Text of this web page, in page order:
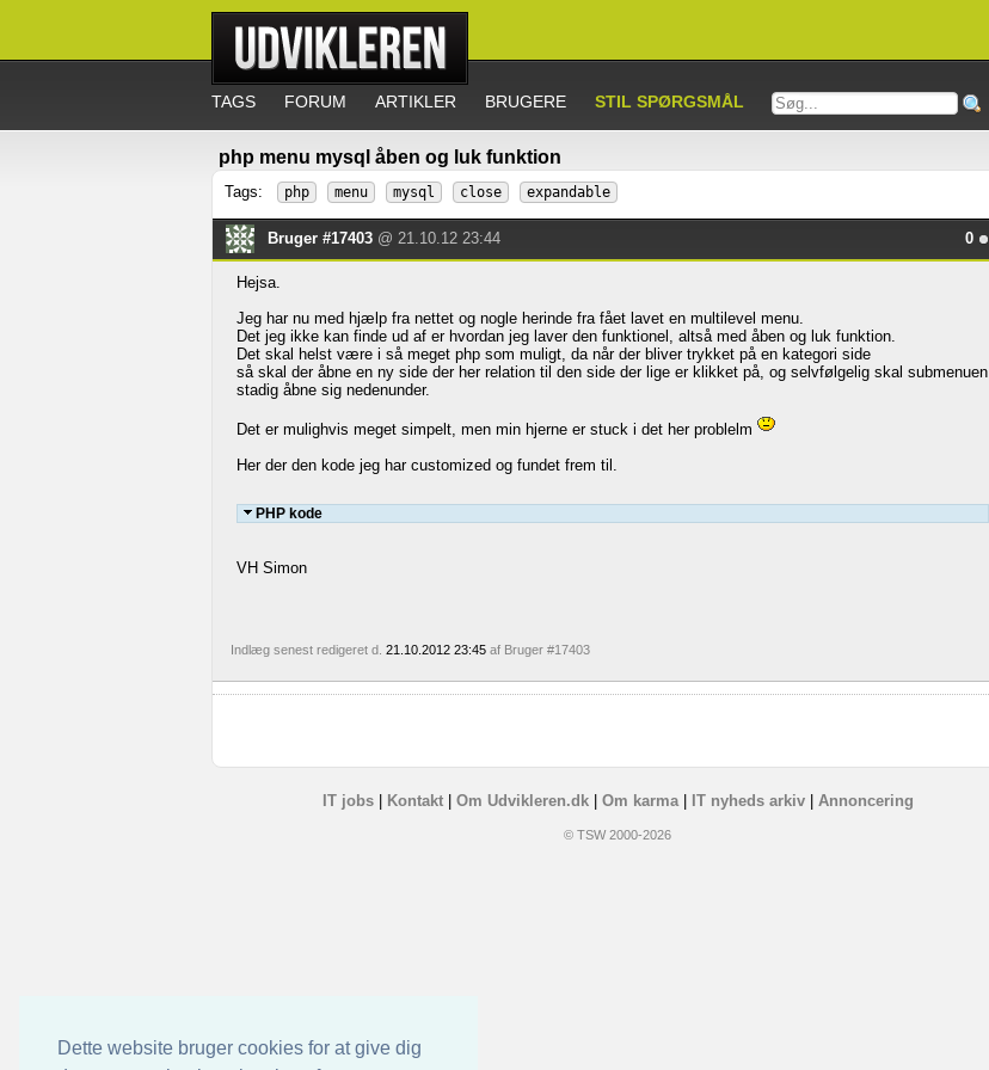
Dette website bruger cookies for at give dig
TAGS FORUM ARTIKLER BRUGERE STIL SPØRGSMÅL
php menu mysql åben og luk funktion
Tags: php menu mysql close expandable
Bruger #17403 @ 21.10.12 23:44 0
Hejsa.
Jeg har nu med hjælp fra nettet og nogle herinde fra fået lavet en multilevel menu.
Det jeg ikke kan finde ud af er hvordan jeg laver den funktionel, altså med åben og luk funktion.
Det skal helst være i så meget php som muligt, da når der bliver trykket på en kategori side
så skal der åbne en ny side der her relation til den side der lige er klikket på, og selvfølgelig skal submenuen
stadig åbne sig nedenunder.
Det er mulighvis meget simpelt, men min hjerne er stuck i det her problelm
Her der den kode jeg har customized og fundet frem til.
PHP kode
VH Simon
Indlæg senest redigeret d. 21.10.2012 23:45 af Bruger #17403
IT jobs| Kontakt| Om Udvikleren.dk| Om karma| IT nyheds arkiv| Annoncering
© TSW 2000-2026